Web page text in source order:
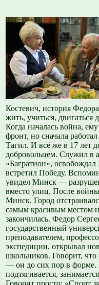
Костевич, история
жить, учиться,
Когда началась война,
фронт, но сначала
Тагил. И всё же в 17 лет
добровольцем. Служил в
«Багратион»,
встретил Победу.
увидел Минск —
вместо улиц. После
Минск. Город
самым красивым местом
закончилась. Федор
государственный
преподавателем,
экспедиции, открывал
школьников. Говорит,
— он до сих пор в форме.
подтягивается,